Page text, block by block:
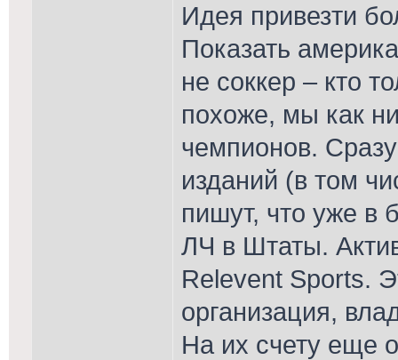
Идея привезти
Показать
не соккер – кто
похоже, мы как
чемпионов.
изданий (в том
пишут, что уже в
ЛЧ в Штаты.
Relevent Sports.
организация,
На их счету еще